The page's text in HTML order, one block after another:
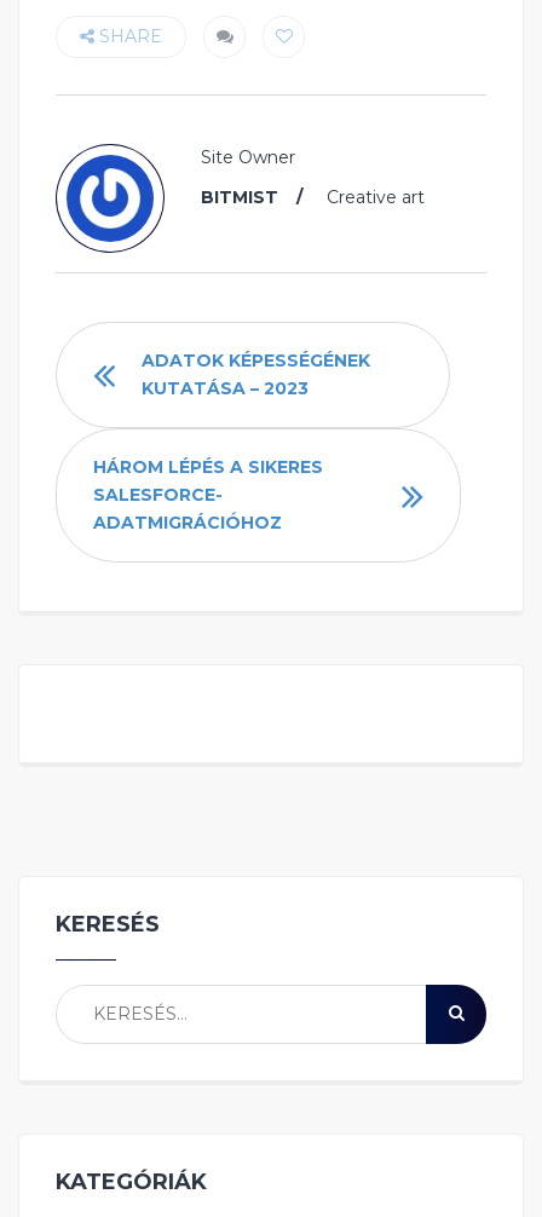
SHARE
Site Owner
BITMIST
Creative art
ADATOK KÉPESSÉGÉNEK
KUTATÁSA – 2023
HÁROM LÉPÉS A SIKERES
SALESFORCE-
ADATMIGRÁCIÓHOZ
KERESÉS
KATEGÓRIÁK